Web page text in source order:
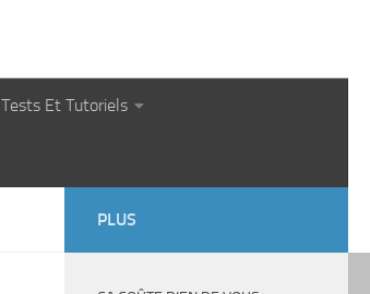
Tests Et Tutoriels
PLUS